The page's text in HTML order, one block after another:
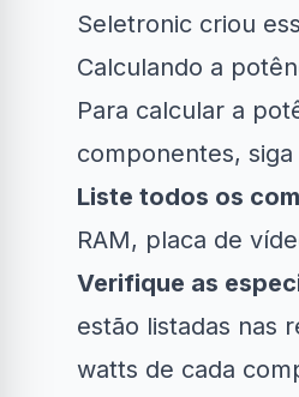
Seletronic criou
Calculando a
Para calcular a
componentes,
Liste todos os
RAM, placa de
Verifique as
estão listadas nas
watts de cada
34% OFF em Lava e...
R$50